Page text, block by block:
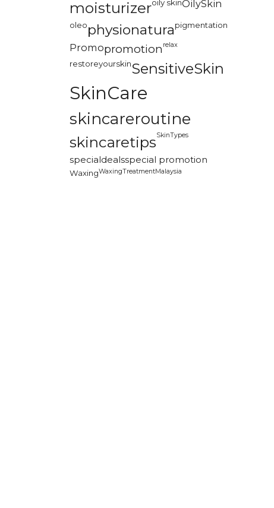
moisturizeroily skinOilySkin
oleophysionaturapigmentation
Promopromotion relax
restoreyourskinSensitiveSkin
SkinCare
skincareroutine
skincaretipsSkinTypes
specialdealsspecial promotion
WaxingWaxingTreatmentMalaysia